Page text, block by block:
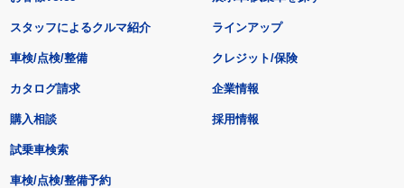
スタッフによるクルマ紹介 ラインアップ
車検/点検/整備 クレジット/保険
カタログ請求
購入相談
試乗車検索
車検/点検/整備予約
企業情報
採用情報